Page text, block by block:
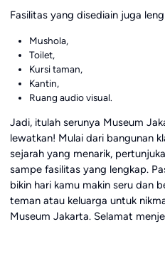
Fasilitas yang disediain juga
Mushola,
Toilet,
Kursi taman,
Kantin,
Ruang audio visual.
Jadi, itulah serunya Museum
lewatkan! Mulai dari bangunan
sejarah yang menarik,
sampe fasilitas yang lengkap.
bikin hari kamu makin seru dan
teman atau keluarga untuk
Museum Jakarta. Selamat